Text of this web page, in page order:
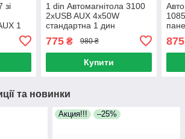
зі
1
1 din Автомагнітола 3100
2xUSB AUX 4x50W
стандартна 1 дин
стильний дизайн
775₴ 980 ₴
Купити
875
та новинки
Акция!!! –25%